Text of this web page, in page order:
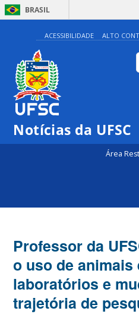
BRASIL
ACESSIBILIDADE ALTO
Notícias da UFSC
Área
Professor da
o uso de animais
laboratórios e
trajetória de